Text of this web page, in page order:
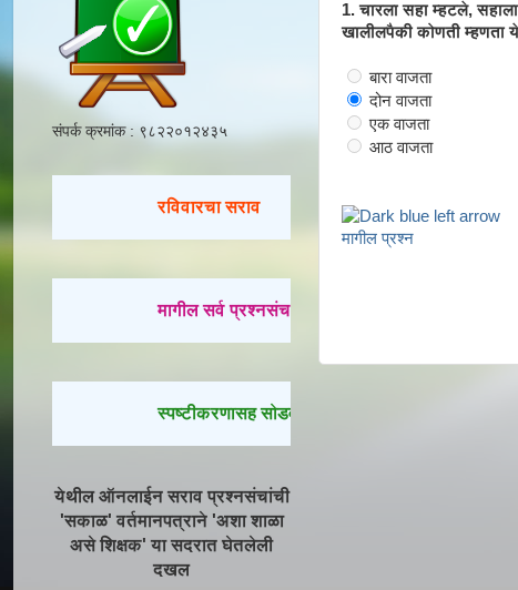
1. चारला सहा म्हटले,
खालीलपैकी कोणती म्हणता
बारा वाजता
दोन वाजता
एक वाजता
आठ वाजता
मागील प्रश्न
संपर्क क्रमांक : ९८२२०१२४३५
रविवारचा सराव
मागील सर्व प्रश्नसंच सोडवण्यासाठी येथे क्लिक करा.
स्पष्टीकरणासह सोडवलेले प्रश्न पाहण्यासाठी येथे क्लिक
येथील ऑनलाईन सराव प्रश्नसंचांची
'सकाळ' वर्तमानपत्राने 'अशा शाळा
असे शिक्षक' या सदरात घेतलेली
दखल